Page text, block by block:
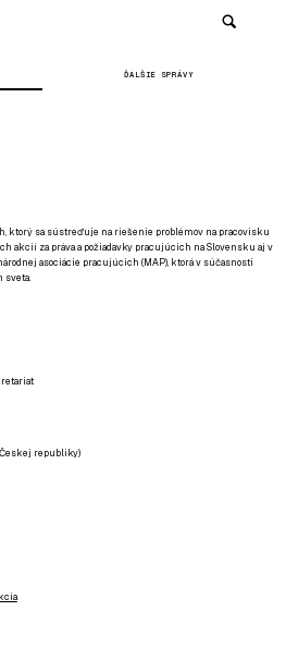
ĎALŠIE SPRÁVY
ktorý sa sústreďuje na riešenie problémov na pracovisku
akcií za práva a požiadavky pracujúcich na Slovensku aj v
asociácie pracujúcich (MAP), ktorá v súčasnosti
sveta.
Českej republiky)